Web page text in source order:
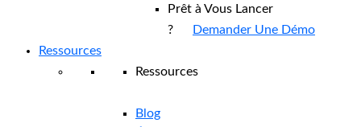
Prêt à Vous Lancer
?
Demander Une Démo
Ressources
Ressources
Blog